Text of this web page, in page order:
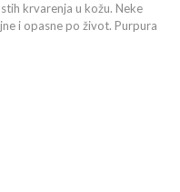
krvarenja u kožu. Neke
i opasne po život. Purpura